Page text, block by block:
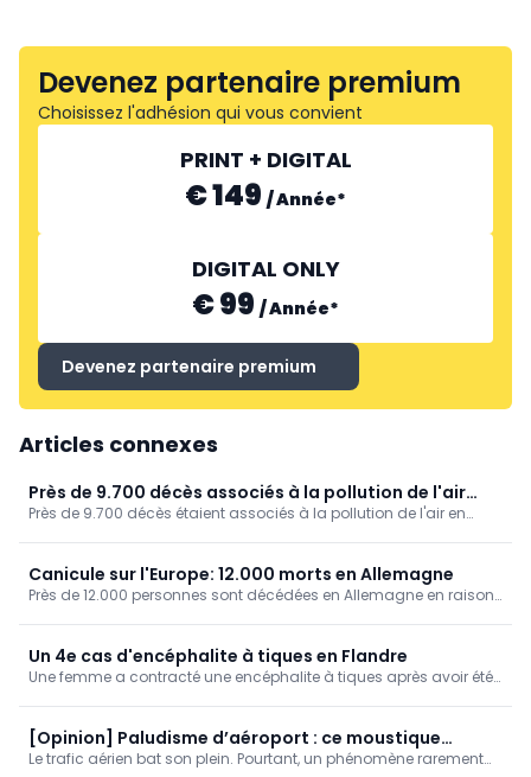
Devenez partenaire premium
Choisissez l'adhésion qui vous convient
PRINT + DIGITAL
€ 149 /Année*
DIGITAL ONLY
€ 99 /Année*
Devenez partenaire premium
Articles connexes
Près de 9.700 décès associés à la pollution de l'air
(Sciensano)
Près de 9.700 décès étaient associés à la pollution de l'air en
décès (9,3 %).
Canicule sur l'Europe: 12.000 morts en Allemagne
Près de 12.000 personnes sont décédées en Allemagne en raison
Un 4e cas d'encéphalite à tiques en Flandre
Une femme a contracté une encéphalite à tiques après avoir été
la santé. C'est le 4e cas recensé cette année en Flandre, contre
aucun à ce jour en Wallonie.
[Opinion] Paludisme d’aéroport : ce moustique
voyage à tire-d’ailes !
Le trafic aérien bat son plein. Pourtant, un phénomène rarement